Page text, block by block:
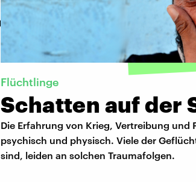
Flüchtlinge
Schatten auf der
Die Erfahrung von Krieg, Vertreibung
psychisch und physisch. Viele der
sind, leiden an solchen Traumafolgen.